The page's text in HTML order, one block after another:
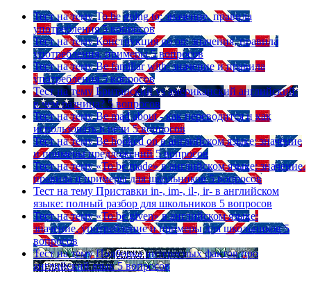
Тест на тему To be going to: значение, правила
употребления 5 вопросов
Тест на тему Конструкция go on: значения, правила
употребления, примеры 5 вопросов
Тест на тему Be familiar with: значение и правила
употребления 5 вопросов
Тест на тему Британский vs американский английский:
в чем разница? 5 вопросов
Тест на тему Be mad about - как переводится и как
использовать в речи 5 вопросов
Тест на тему Be hooked on в английском языке: значение
и примеры предложений 5 вопросов
Тест на тему «To be made» в английском языке: значение,
правила и примеры для школьников 5 вопросов
Тест на тему Приставки in-, im-, il-, ir- в английском
языке: полный разбор для школьников 5 вопросов
Тест на тему «To be given» в английском языке:
значение, употребление и примеры для школьников 5
вопросов
Тест на тему Подборка интересных фактов про
английский язык 5 вопросов